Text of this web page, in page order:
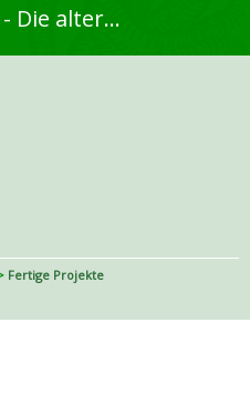
Nähkromanten - Die alternative Näh- und DIY-Community
Fertige Projekte